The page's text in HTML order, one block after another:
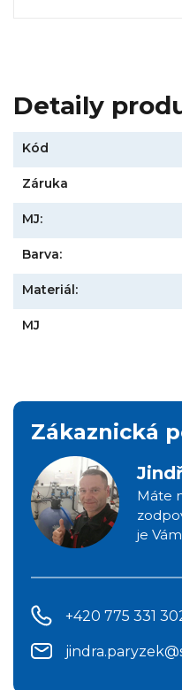
Detaily
Kód
Záruka
MJ:
Barva:
Materiál:
MJ
Zákaznická
Máte
je
+420 775 331